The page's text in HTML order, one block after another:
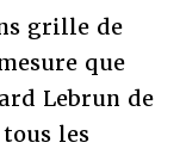
grille de
que
Lebrun de
les